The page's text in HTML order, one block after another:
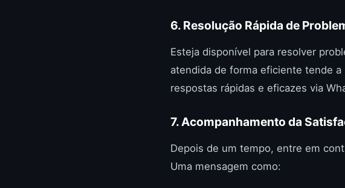
6. Resolução Rápida de
Esteja disponível para resolver
atendida de forma eficiente tende
respostas rápidas e eficazes via
7. Acompanhamento da
Depois de um tempo, entre em
Uma mensagem como: